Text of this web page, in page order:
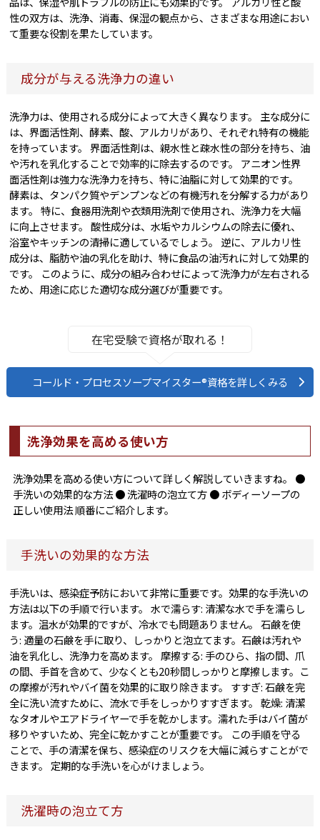
性の双方は、洗浄、消毒、保湿の観点から、さまざまな用途におい
て重要な役割を果たしています。
成分が与える洗浄力の違い
洗浄力は、使用される成分によって大きく異なります。 主な成分に
は、界面活性剤、酵素、酸、アルカリがあり、それぞれ特有の機能
を持っています。 界面活性剤は、親水性と疎水性の部分を持ち、油
や汚れを乳化することで効率的に除去するのです。 アニオン性界
面活性剤は強力な洗浄力を持ち、特に油脂に対して効果的です。
酵素は、タンパク質やデンプンなどの有機汚れを分解する力があり
ます。 特に、食器用洗剤や衣類用洗剤で使用され、洗浄力を大幅
に向上させます。 酸性成分は、水垢やカルシウムの除去に優れ、
浴室やキッチンの清掃に適しているでしょう。 逆に、アルカリ性
成分は、脂肪や油の乳化を助け、特に食品の油汚れに対して効果的
です。 このように、成分の組み合わせによって洗浄力が左右される
ため、用途に応じた適切な成分選びが重要です。
在宅受験で資格が取れる！
コールド・プロセスソープマイスター®資格を詳しくみる
洗浄効果を高める使い方
洗浄効果を高める使い方について詳しく解説していきますね。 ●
手洗いの効果的な方法 ● 洗濯時の泡立て方 ● ボディーソープの
正しい使用法 順番にご紹介します。
手洗いの効果的な方法
手洗いは、感染症予防において非常に重要です。効果的な手洗いの
方法は以下の手順で行います。 水で濡らす: 清潔な水で手を濡らし
ます。温水が効果的ですが、冷水でも問題ありません。 石鹸を使
う: 適量の石鹸を手に取り、しっかりと泡立てます。石鹸は汚れや
油を乳化し、洗浄力を高めます。 摩擦する: 手のひら、指の間、爪
の間、手首を含めて、少なくとも20秒間しっかりと摩擦します。こ
の摩擦が汚れやバイ菌を効果的に取り除きます。 すすぎ: 石鹸を完
全に洗い流すために、流水で手をしっかりすすぎます。 乾燥: 清潔
なタオルやエアドライヤーで手を乾かします。濡れた手はバイ菌が
移りやすいため、完全に乾かすことが重要です。 この手順を守る
ことで、手の清潔を保ち、感染症のリスクを大幅に減らすことがで
きます。 定期的な手洗いを心がけましょう。
洗濯時の泡立て方